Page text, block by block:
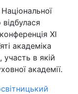
ХІ
академіка
в якій
академії.